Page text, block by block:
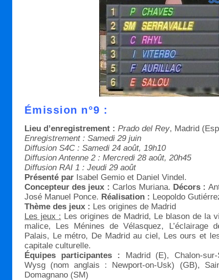
Émission n°9 :
Lieu d’enregistrement : Prado del Rey, Madrid
Enregistrement : Samedi 29 juin
Diffusion S4C : Samedi 24 août, 19h10
Diffusion Antenne 2 : Mercredi 28 août, 20h45
Diffusion RAI 1 : Jeudi 29 août
Présenté par Isabel Gemio et Daniel Vindel.
Concepteur des jeux : Carlos Muriana. Décors :
José Manuel Ponce. Réalisation : Leopoldo
Thème des jeux : Les origines de Madrid
Les jeux : Les origines de Madrid, Le blason de la
malice, Les Ménines de Vélasquez, L’éclairage
Palais, Le métro, De Madrid au ciel, Les ours et
capitale culturelle.
Équipes participantes : Madrid (E), Chalon-
Wysg (nom anglais : Newport-on-Usk) (GB),
Domagnano (SM)